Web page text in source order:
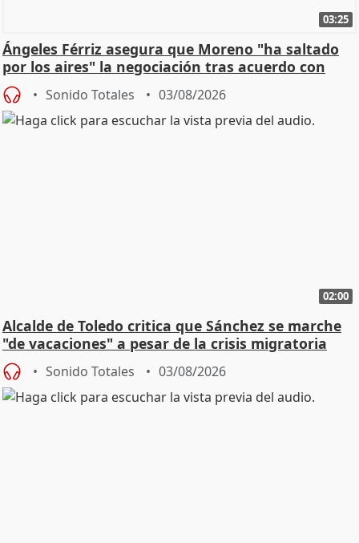
03:25
Ángeles Férriz asegura que Moreno "ha saltado
por los aires" la negociación tras acuerdo con
SMA
Sonido Totales 03/08/2026
02:00
Alcalde de Toledo critica que Sánchez se marche
"de vacaciones" a pesar de la crisis migratoria
Sonido Totales 03/08/2026